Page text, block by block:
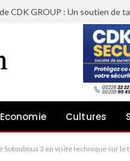
Economie Cultures
Sotouboua 3 en visite technique sur le